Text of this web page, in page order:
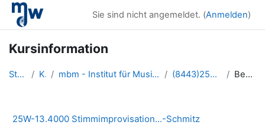
Zum Hauptinhalt
Sie sind nicht angemeldet. (Anmelden)
Kursinformation
Startseite Kurse mbm - Institut für Musik- und Bewegungspädagogik/R... (8443)25W-134000-Schmitz Beschreibung
25W-13.4000 Stimmimprovisation...-Schmitz